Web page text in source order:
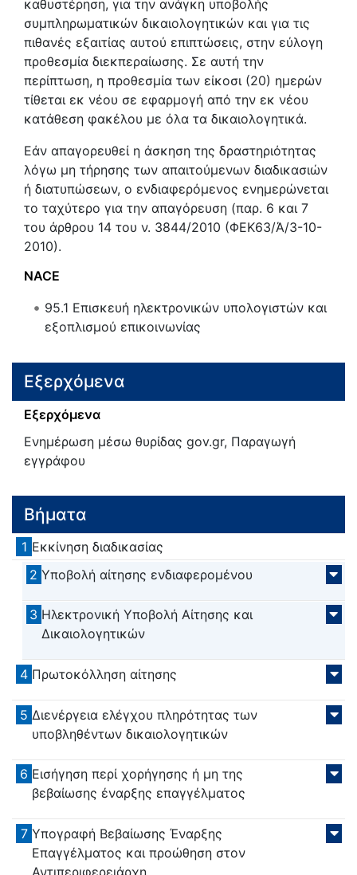
καθυστέρηση, για την ανάγκη υποβολής
συμπληρωματικών δικαιολογητικών και για τις
πιθανές εξαιτίας αυτού επιπτώσεις, στην εύλογη
προθεσμία διεκπεραίωσης. Σε αυτή την
περίπτωση, η προθεσμία των είκοσι (20) ημερών
τίθεται εκ νέου σε εφαρμογή από την εκ νέου
κατάθεση φακέλου με όλα τα δικαιολογητικά.
Εάν απαγορευθεί η άσκηση της δραστηριότητας
λόγω μη τήρησης των απαιτούμενων διαδικασιών
ή διατυπώσεων, ο ενδιαφερόμενος ενημερώνεται
το ταχύτερο για την απαγόρευση (παρ. 6 και 7
του άρθρου 14 του ν. 3844/2010 (ΦΕΚ63/Ά/3-10-
2010).
NACE
95.1 Επισκευή ηλεκτρονικών υπολογιστών και
εξοπλισμού επικοινωνίας
Εξερχόμενα
Εξερχόμενα
Ενημέρωση μέσω θυρίδας gov.gr, Παραγωγή
εγγράφου
Βήματα
1 Εκκίνηση διαδικασίας
2 Υποβολή αίτησης ενδιαφερομένου
3 Ηλεκτρονική Υποβολή Αίτησης και
Δικαιολογητικών
4 Πρωτοκόλληση αίτησης
5 Διενέργεια ελέγχου πληρότητας των
υποβληθέντων δικαιολογητικών
6 Εισήγηση περί χορήγησης ή μη της
βεβαίωσης έναρξης επαγγέλματος
7 Υπογραφή Βεβαίωσης Έναρξης
Επαγγέλματος και προώθηση στον
Αντιπεριφερειάρχη